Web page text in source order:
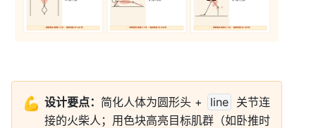
💪 设计要点： 简化人体为圆形头 + line 关节连
接的火柴人；用色块高亮目标肌群（如卧推时